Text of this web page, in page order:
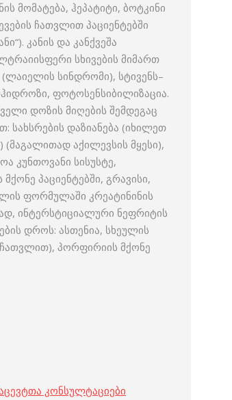
მომატება, ჰეპატიტი, ბოტკინი
ჩათვლით პაციენტებში
კანის და კანქვეშა
სხივების მიმართ
სინდრომი), სტივენს–
ფოტოსენსიბილიზაცია.
დოზის მიღების შემდეგაც
სახსრების დაზიანება (იხილეთ
(მაგალითად აქილევსის მყესი),
კუნთოვანი სისუსტე,
პაციენტებში, გრავისი,
ფორმულაში კრეატინინის
ინტერსტიციალური ნეფრიტის
დროს: ასთენია, სხეულის
პორფირიის მქონე
კონსულტაციები